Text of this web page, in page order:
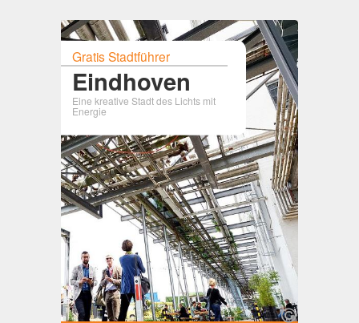
Gratis Stadtführer
Eindhoven
Eine kreative Stadt des Lichts mit
Energie